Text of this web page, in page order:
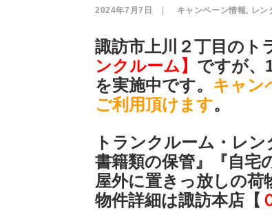
2024年7月7日 キャンペーン情報, レン
諏訪市上川２丁目のト
ンクルーム】 ですが、
を実施中です。 キャン
ご利用頂けます。
トランクルーム・レ
書籍類の保管』『自宅
屋外に置きっ放しの荷
物件詳細は諏訪本店 【